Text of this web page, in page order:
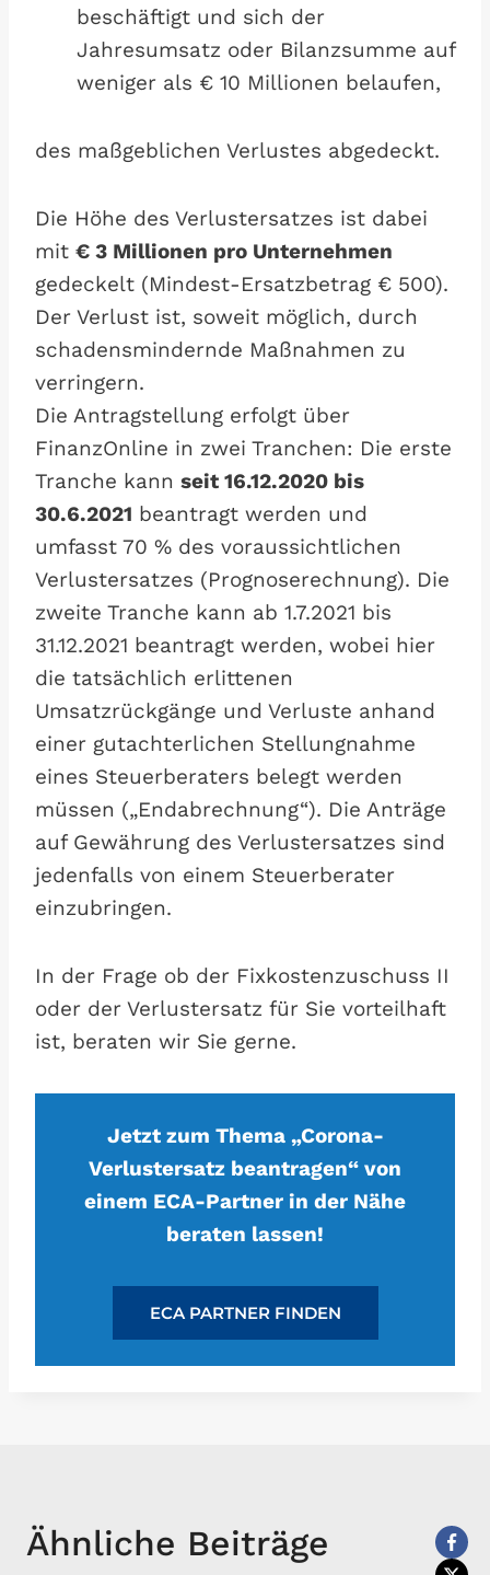
beschäftigt und sich der
Jahresumsatz oder Bilanzsumme auf
weniger als € 10 Millionen belaufen,
des maßgeblichen Verlustes abgedeckt.
Die Höhe des Verlustersatzes ist dabei
mit € 3 Millionen pro Unternehmen
gedeckelt (Mindest-Ersatzbetrag € 500).
Der Verlust ist, soweit möglich, durch
schadensmindernde Maßnahmen zu
verringern.
Die Antragstellung erfolgt über
FinanzOnline in zwei Tranchen: Die erste
Tranche kann seit 16.12.2020 bis
30.6.2021 beantragt werden und
umfasst 70 % des voraussichtlichen
Verlustersatzes (Prognoserechnung). Die
zweite Tranche kann ab 1.7.2021 bis
31.12.2021 beantragt werden, wobei hier
die tatsächlich erlittenen
Umsatzrückgänge und Verluste anhand
einer gutachterlichen Stellungnahme
eines Steuerberaters belegt werden
müssen („Endabrechnung“). Die Anträge
auf Gewährung des Verlustersatzes sind
jedenfalls von einem Steuerberater
einzubringen.
In der Frage ob der Fixkostenzuschuss II
oder der Verlustersatz für Sie vorteilhaft
ist, beraten wir Sie gerne.
Jetzt zum Thema „Corona-
Verlustersatz beantragen“ von
einem ECA-Partner in der Nähe
beraten lassen!
ECA PARTNER FINDEN
Ähnliche Beiträge